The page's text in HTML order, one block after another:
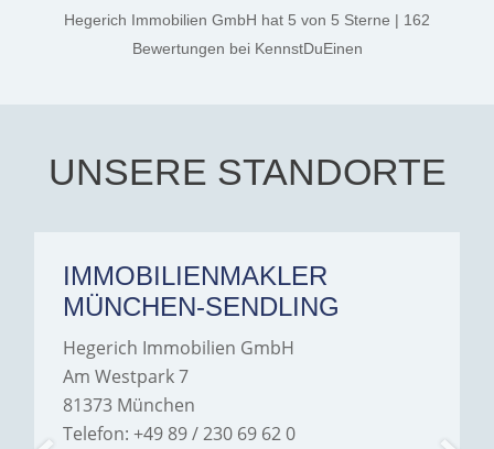
thanks, and a huge part of
the credit goes to Amelie
Jamrowâ€”she was
exceptionally professional,
Hegerich Immobilien to
anyone looking for a home.
Hegerich Immobilien GmbH hat 5 von 5 Sterne | 162
Bewertungen bei KennstDuEinen
UNSERE STANDORTE
IMMOBILIENMAKLER
MÜNCHEN-SENDLING
Hegerich Immobilien GmbH
Am Westpark 7
81373 München
Telefon: +49 89 / 230 69 62 0